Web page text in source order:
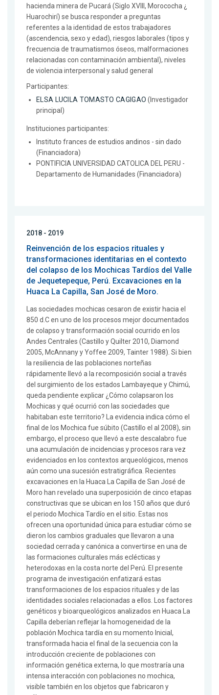
hacienda minera de Pucará (Siglo XVIII, Morococha ¿
Huarochirí) se busca responder a preguntas
referentes a la identidad de estos trabajadores
(ascendencia, sexo y edad), riesgos laborales (tipos y
frecuencia de traumatismos óseos, malformaciones
relacionadas con contaminación ambiental), niveles
de violencia interpersonal y salud general
Participantes:
ELSA LUCILA TOMASTO CAGIGAO (Investigador
principal)
Instituciones participantes:
Instituto frances de estudios andinos - sin dado
(Financiadora)
PONTIFICIA UNIVERSIDAD CATOLICA DEL PERU -
Departamento de Humanidades (Financiadora)
2018 - 2019
Reinvención de los espacios rituales y
transformaciones identitarias en el contexto
del colapso de los Mochicas Tardíos del Valle
de Jequetepeque, Perú. Excavaciones en la
Huaca La Capilla, San José de Moro.
Las sociedades mochicas cesaron de existir hacia el
850 d.C en uno de los procesos mejor documentados
de colapso y transformación social ocurrido en los
Andes Centrales (Castillo y Quilter 2010, Diamond
2005, McAnnany y Yoffee 2009, Tainter 1988). Si bien
la resiliencia de las poblaciones norteñas
rápidamente llevó a la recomposición social a través
del surgimiento de los estados Lambayeque y Chimú,
queda pendiente explicar ¿Cómo colapsaron los
Mochicas y qué ocurrió con las sociedades que
habitaban este territorio? La evidencia indica cómo el
final de los Mochica fue súbito (Castillo el al 2008), sin
embargo, el proceso que llevó a este descalabro fue
una acumulación de incidencias y procesos rara vez
evidenciados en los contextos arqueológicos, menos
aún como una sucesión estratigráfica. Recientes
excavaciones en la Huaca La Capilla de San José de
Moro han revelado una superposición de cinco etapas
constructivas que se ubican en los 150 años que duró
el periodo Mochica Tardío en el sitio. Estas nos
ofrecen una oportunidad única para estudiar cómo se
dieron los cambios graduales que llevaron a una
sociedad cerrada y canónica a convertirse en una de
las formaciones culturales más eclécticas y
heterodoxas en la costa norte del Perú. El presente
programa de investigación enfatizará estas
transformaciones de los espacios rituales y de las
identidades sociales relacionadas a ellos. Los factores
genéticos y bioarqueológicos analizados en Huaca La
Capilla deberían reflejar la homogeneidad de la
población Mochica tardía en su momento Inicial,
transformada hacia el final de la secuencia con la
introducción creciente de poblaciones con
información genética externa, lo que mostraría una
intensa interacción con poblaciones no mochica,
visible también en los objetos que fabricaron y